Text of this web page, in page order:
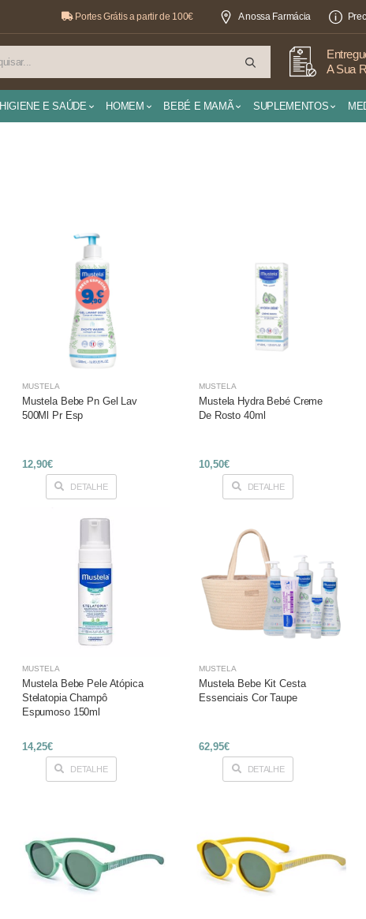
Portes Grátis a partir de 100€ A nossa Farmácia
A Sua
HIGIENE E SAÚDE HOMEM BEBÉ E MAMÃ SUPLEMENTOS
MUSTELA
Mustela Bebe Pn Gel Lav
500Ml Pr Esp
12,90€
DETALHE
MUSTELA
Mustela Hydra Bebé Creme
De Rosto 40ml
10,50€
DETALHE
MUSTELA
Mustela Bebe Pele Atópica
Stelatopia Champô
Espumoso 150ml
14,25€
DETALHE
MUSTELA
Mustela Bebe Kit Cesta
Essenciais Cor Taupe
62,95€
DETALHE